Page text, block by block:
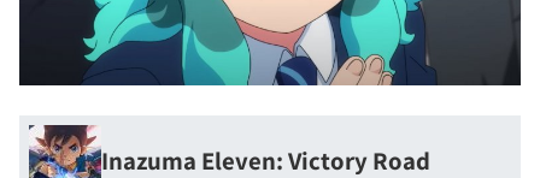
Inazuma Eleven: Victory Road